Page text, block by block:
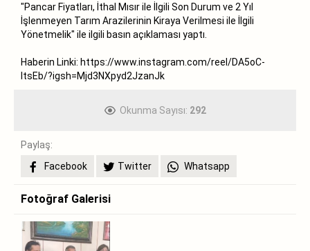
"Pancar Fiyatları, İthal Mısır ile İlgili Son Durum ve 2 Yıl
İşlenmeyen Tarım Arazilerinin Kiraya Verilmesi ile İlgili
Yönetmelik" ile ilgili basın açıklaması yaptı.
Haberin Linki: https://www.instagram.com/reel/DA5oC-
ltsEb/?igsh=Mjd3NXpyd2JzanJk
Okunma Sayısı: 292
Paylaş:
Facebook
Twitter Whatsapp
Fotoğraf Galerisi